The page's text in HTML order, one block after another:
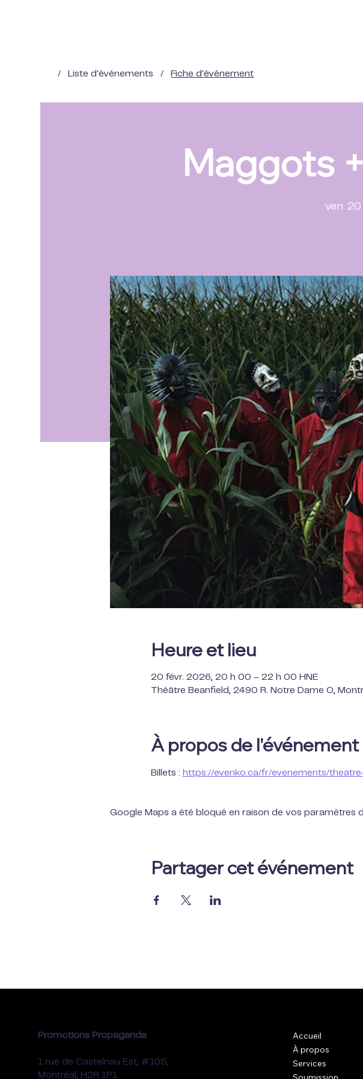
/ Liste d'événements / Fiche d'événement
Maggots
ven. 20
Heure et lieu
20 févr. 2026, 20 h 00 – 22 h 00 HNE
Théâtre Beanfield, 2490 R. Notre Dame O,
À propos de l'événement
Billets : https://evenko.ca/fr/evenements/
Google Maps a été bloqué en raison de vos paramètres
Partager cet événement
Promotions Propaganda
1 rue de Castelnau Est, #105,
Montréal, H2R 1P1
Accueil
À propos
Services